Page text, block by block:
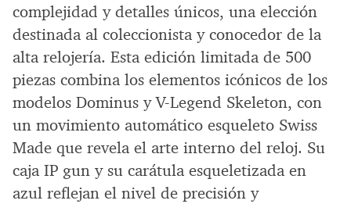
complejidad y detalles únicos, una elección
destinada al coleccionista y conocedor de la
alta relojería. Esta edición limitada de 500
piezas combina los elementos icónicos de los
modelos Dominus y V-Legend Skeleton, con
un movimiento automático esqueleto Swiss
Made que revela el arte interno del reloj. Su
caja IP gun y su carátula esqueletizada en
azul reflejan el nivel de precisión y